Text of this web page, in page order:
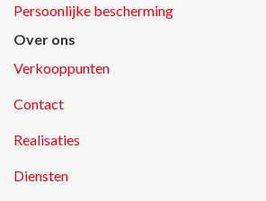
Persoonlijke bescherming
Over ons
Verkooppunten
Contact
Realisaties
Diensten